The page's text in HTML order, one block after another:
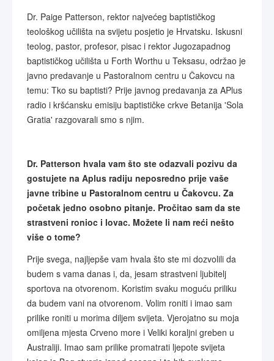
Dr. Paige Patterson, rektor najvećeg baptističkog
teološkog učilišta na svijetu posjetio je Hrvatsku. Iskusni
teolog, pastor, profesor, pisac i rektor Jugozapadnog
baptističkog učilišta u Forth Worthu u Teksasu, održao je
javno predavanje u Pastoralnom centru u Čakovcu na
temu: Tko su baptisti? Prije javnog predavanja za APlus
radio i kršćansku emisiju baptističke crkve Betanija 'Sola
Gratia' razgovarali smo s njim.
Dr. Patterson hvala vam što ste odazvali pozivu da
gostujete na Aplus radiju neposredno prije vaše
javne tribine u Pastoralnom centru u Čakovcu. Za
početak jedno osobno pitanje. Pročitao sam da ste
strastveni ronioc i lovac. Možete li nam reći nešto
više o tome?
Prije svega, najljepše vam hvala što ste mi dozvolili da
budem s vama danas i, da, jesam strastveni ljubitelj
sportova na otvorenom. Koristim svaku moguću priliku
da budem vani na otvorenom. Volim roniti i imao sam
prilike roniti u morima diljem svijeta. Vjerojatno su moja
omiljena mjesta Crveno more i Veliki koraljni greben u
Australiji. Imao sam prilike promatrati ljepote svijeta